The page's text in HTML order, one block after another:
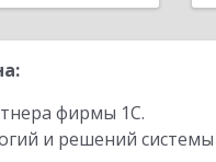
фирмы 1С.
и решений